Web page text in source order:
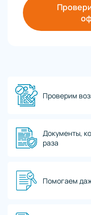
Проверим
Документы,
раза
Помогаем